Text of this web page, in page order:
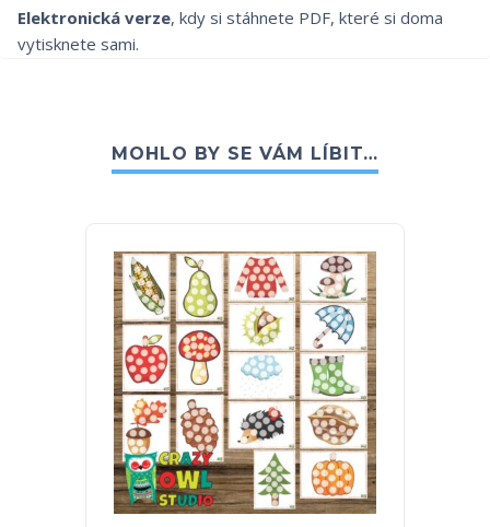
Elektronická verze, kdy si stáhnete PDF, které si doma
vytisknete sami.
MOHLO BY SE VÁM LÍBIT…